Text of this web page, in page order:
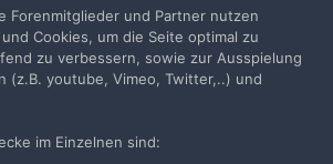
oder melde Dich
zu kommentieren
haben, um einen Kommentar
Forenmitglieder und Partner nutzen
Cookies, um die Seite optimal zu
zu verbessern, sowie zur Ausspielung
(z.B. youtube, Vimeo, Twitter,..) und
im Einzelnen sind: